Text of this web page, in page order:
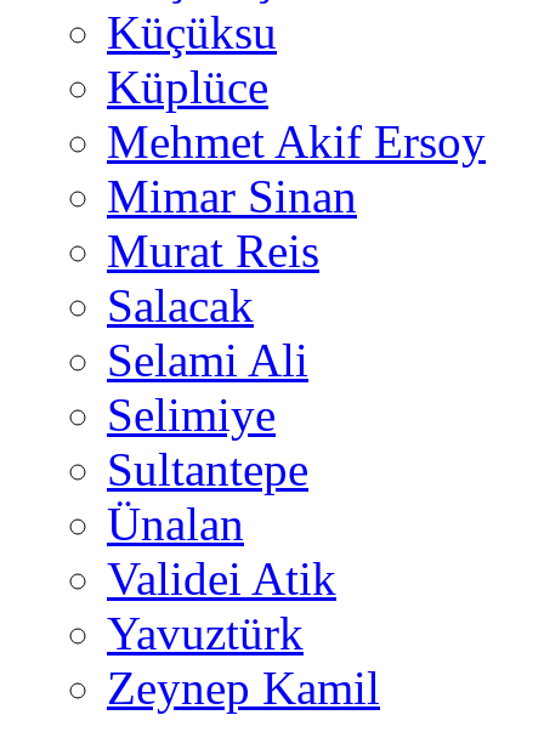
Küçüksu
Küplüce
Mehmet Akif Ersoy
Mimar Sinan
Murat Reis
Salacak
Selami Ali
Selimiye
Sultantepe
Ünalan
Validei Atik
Yavuztürk
Zeynep Kamil